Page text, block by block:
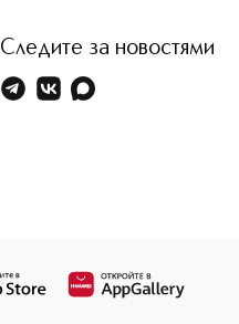
Следите за новостями